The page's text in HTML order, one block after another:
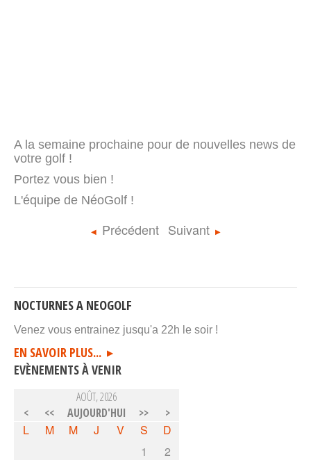
A la semaine prochaine pour de nouvelles news de
votre golf !
Portez vous bien !
L'équipe de NéoGolf !
Précédent Suivant
NOCTURNES A NEOGOLF
Venez vous entrainez jusqu'a 22h le soir !
EN SAVOIR PLUS...
EVÈNEMENTS À VENIR
AOÛT, 2026
<
<< AUJOURD'HUI >> >
L M M J V S
D
1
2